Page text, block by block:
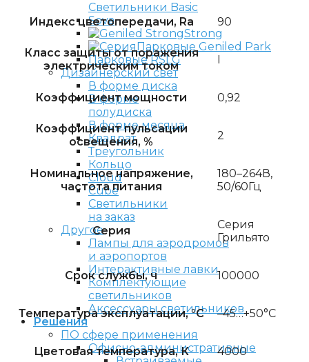
Светильники Basic
Sova
Strong
Парковые Geniled Park
Парковые RSLG
Дизайнерский свет
В форме диска
В форме
полудиска
В форме месяца
Квадрат
Треугольник
Кольцо
Cloud
Cube
Светильники
на заказ
Другое
Лампы для аэродромов
и аэропортов
Интерактивные лавки
Комплектующие
светильников
Аксессуары светильников
Решения
ПО сфере применения
Офисно-административные
Индекс цветопередачи, Ra 90
Класс защиты от поражения
электрическим током
I
Коэффициент мощности 0,92
Коэффициент пульсации
освещения, %
2
Номинальное напряжение,
частота питания
180–264В,
50/60Гц
Серия
Серия
Грильято
Срок службы, ч 100000
Температура эксплуатации, °C –45…+50°С
Цветовая температура, К 4000